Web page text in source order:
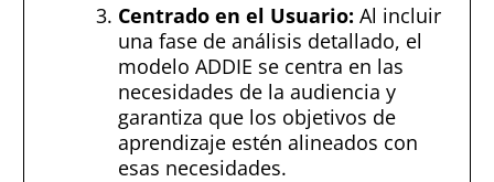
Centrado en el Usuario: Al incluir
una fase de análisis detallado, el
modelo ADDIE se centra en las
necesidades de la audiencia y
garantiza que los objetivos de
aprendizaje estén alineados con
esas necesidades.